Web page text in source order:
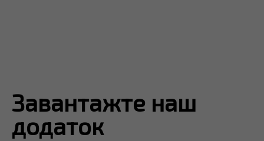
Завантажте наш
додаток